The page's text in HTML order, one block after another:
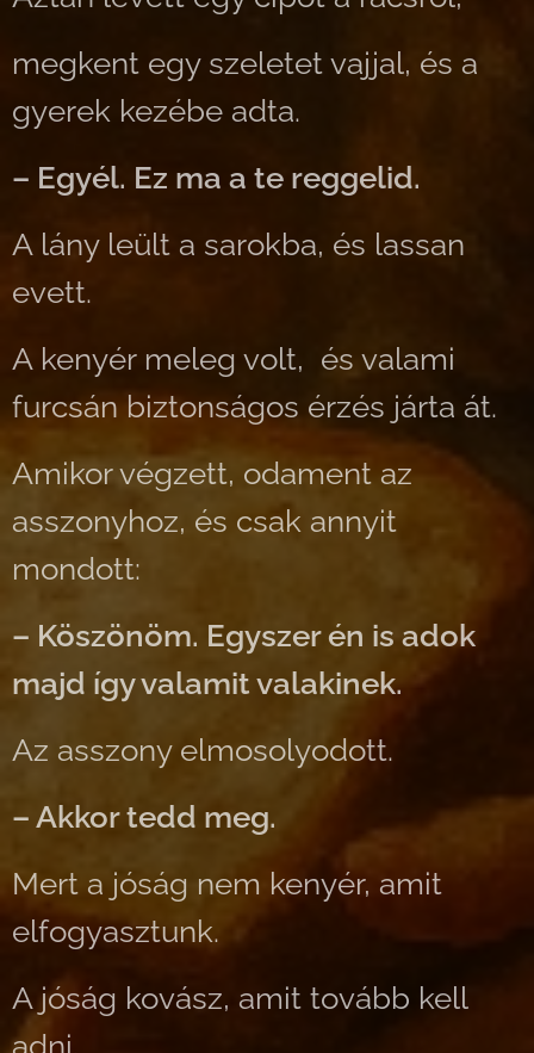
megkent egy szeletet vajjal, és a
gyerek kezébe adta.
– Egyél. Ez ma a te reggelid.
A lány leült a sarokba, és lassan
evett.
A kenyér meleg volt, és valami
furcsán biztonságos érzés járta át.
Amikor végzett, odament az
asszonyhoz, és csak annyit
mondott:
– Köszönöm. Egyszer én is adok
majd így valamit valakinek.
Az asszony elmosolyodott.
– Akkor tedd meg.
Mert a jóság nem kenyér, amit
elfogyasztunk.
A jóság kovász, amit tovább kell
adni.